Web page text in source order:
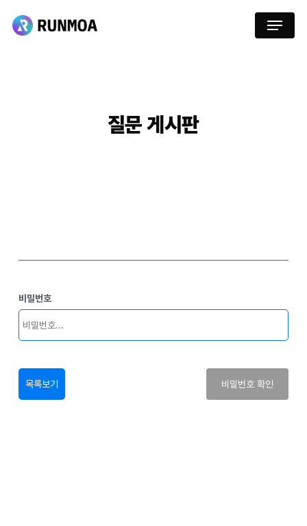
Menu
질문 게시판
비밀번호
목록보기 비밀번호 확인